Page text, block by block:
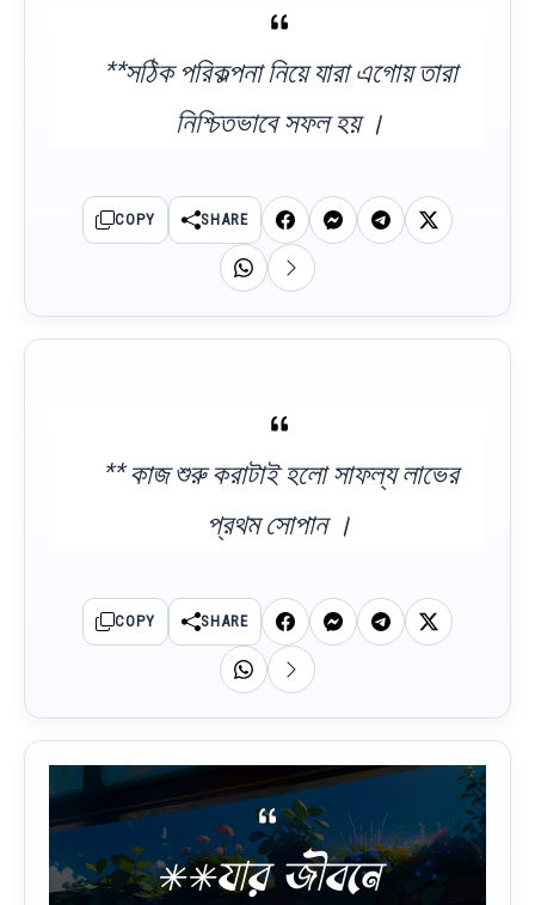
**সঠিক পরিকল্পনা নিয়ে যারা এগোয় তারা
নিশ্চিতভাবে সফল হয় ।
COPY SHARE
** কাজ শুরু করাটাই হলো সাফল্য লাভের
প্রথম সোপান ।
COPY SHARE
**যার জীবনে